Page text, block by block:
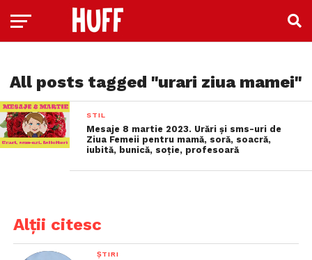
All posts tagged "urari ziua mamei"
STIL
Mesaje 8 martie 2023. Urări și sms-uri de
Ziua Femeii pentru mamă, soră, soacră,
iubită, bunică, soție, profesoară
Alții citesc
ȘTIRI